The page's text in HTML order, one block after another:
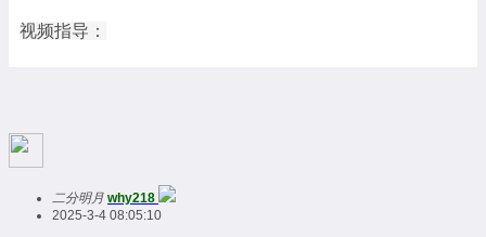
视频指导：
二分明月 why218
2025-3-4 08:05:10